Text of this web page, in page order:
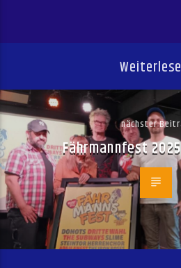
nächster
Fährmannfest